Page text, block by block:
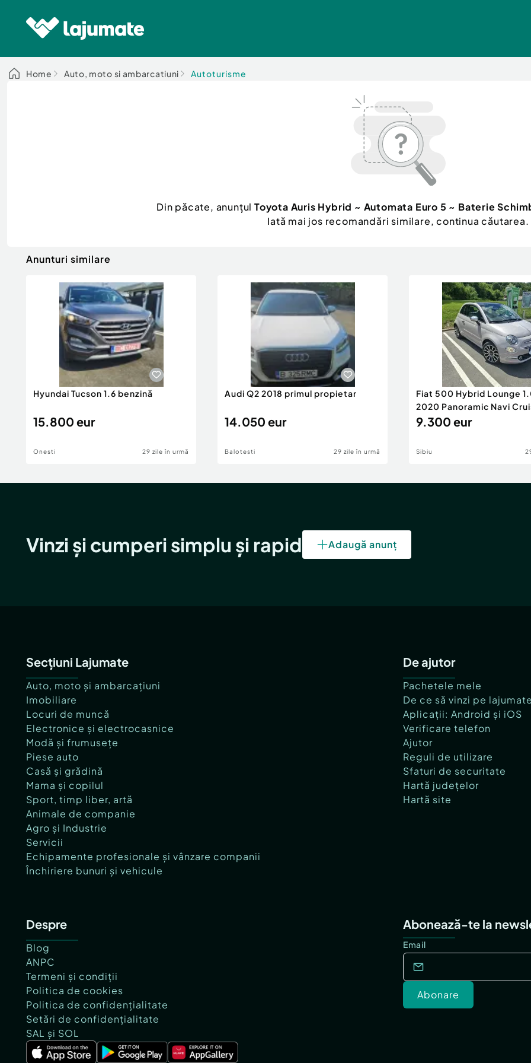
Home Auto, moto si ambarcatiuni Autoturisme
Din păcate, anunțulToyota Auris Hybrid ~ Automata Euro 5 ~ Baterie
Iată mai jos recomandări similare, continua căutarea.
Anunturi similare
Hyundai Tucson 1.6 benzină
15.800 eur
Onesti 29 zile în urmă
Audi Q2 2018 primul propietar
14.050 eur
Balotesti 29 zile în urmă
Fiat 500 Hybrid Lounge
2020 Panoramic Navi
Impecabil
9.300 eur
Sibiu
Vinzi și cumperi simplu și rapid Adaugă anunț
Secțiuni Lajumate
Auto, moto și ambarcațiuni
Imobiliare
Locuri de muncă
Electronice și electrocasnice
Modă și frumusețe
Piese auto
Casă și grădină
Mama și copilul
Sport, timp liber, artă
Animale de companie
Agro și Industrie
Servicii
Echipamente profesionale și vânzare companii
Închiriere bunuri și vehicule
De ajutor
Pachetele mele
De ce să vinzi pe
Aplicații: Android și iOS
Verificare telefon
Ajutor
Reguli de utilizare
Sfaturi de securitate
Hartă județelor
Hartă site
Despre
Blog
ANPC
Termeni și condiții
Politica de cookies
Politica de confidențialitate
Setări de confidențialitate
SAL și SOL
Abonează-te la
Email
Abonare